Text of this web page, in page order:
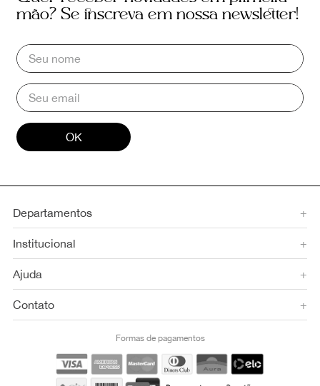
mão? Se inscreva em nossa newsletter!
OK
Departamentos +
Institucional +
Ajuda +
Contato +
Formas de pagamentos